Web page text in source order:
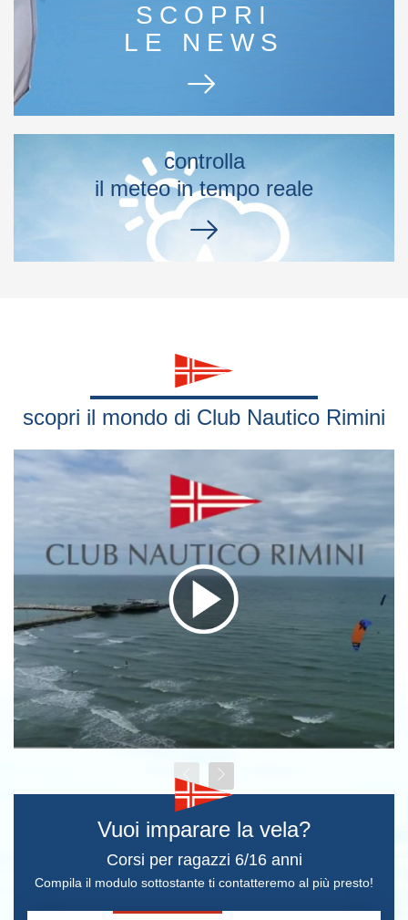
SCOPRI
LE NEWS
controlla
il meteo in tempo reale
scopri il mondo di Club Nautico Rimini
Vuoi imparare la vela?
Corsi per ragazzi 6/16 anni
Compila il modulo sottostante ti contatteremo al più presto!